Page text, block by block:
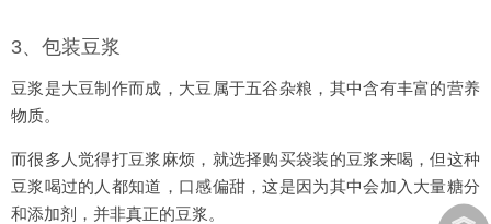
3、包装豆浆
豆浆是大豆制作而成，大豆属于五谷杂粮，其中含有丰富的营养
物质。
而很多人觉得打豆浆麻烦，就选择购买袋装的豆浆来喝，但这种
豆浆喝过的人都知道，口感偏甜，这是因为其中会加入大量糖分
和添加剂，并非真正的豆浆。
︽